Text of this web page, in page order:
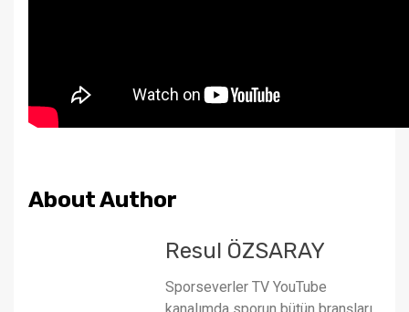
About Author
Resul ÖZSARAY
Sporseverler TV YouTube
kanalımda sporun bütün branşları